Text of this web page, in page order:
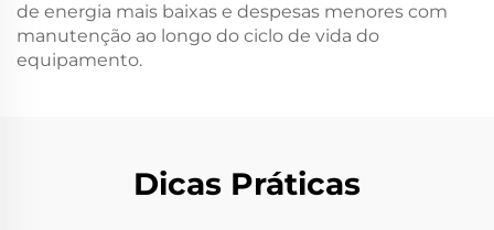
de energia mais baixas e despesas menores com
manutenção ao longo do ciclo de vida do
equipamento.
Dicas Práticas